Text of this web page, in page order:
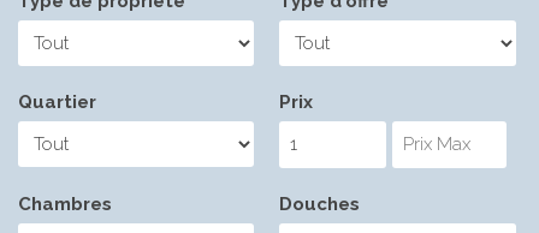
Quartier Prix
Chambres Douches